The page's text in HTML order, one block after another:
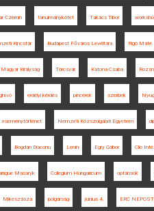
Czernin tanulmánykötet Takács Tibor
Kincstár Budapest Főváros Levéltára Rigó Máté
Magyar Királyság Törcsvár Katona Csaba
erdélyi kérdés pincérek szerbek
eseménytörténet Nemzeti Közszolgálati Egyetem
Bogdan Diaconu Lenin Egry Gábor Clio
Masaryk Collegium Hungaricum optánsok
Mikeszásza polgárság június 4. ERC